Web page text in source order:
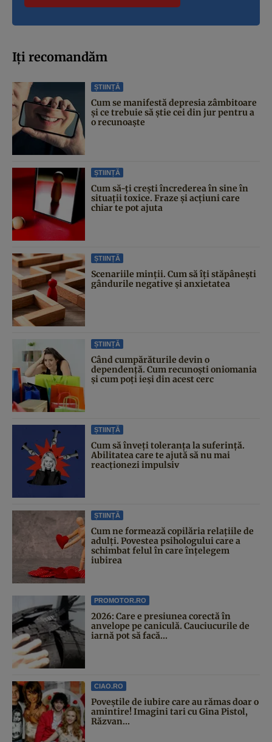
Iți recomandăm
ȘTIINȚĂ
Cum se manifestă depresia zâmbitoare
și ce trebuie să știe cei din jur pentru a
o recunoaște
ȘTIINȚĂ
Cum să-ți crești încrederea în sine în
situații toxice. Fraze și acțiuni care
chiar te pot ajuta
ȘTIINȚĂ
Scenariile minții. Cum să îți stăpânești
gândurile negative și anxietatea
ȘTIINȚĂ
Când cumpărăturile devin o
dependență. Cum recunoști oniomania
și cum poți ieși din acest cerc
ȘTIINȚĂ
Cum să înveți toleranța la suferință.
Abilitatea care te ajută să nu mai
reacționezi impulsiv
ȘTIINȚĂ
Cum ne formează copilăria relațiile de
adulți. Povestea psihologului care a
schimbat felul în care înțelegem
iubirea
PROMOTOR.RO
2026: Care e presiunea corectă în
anvelope pe caniculă. Cauciucurile de
iarnă pot să facă...
CIAO.RO
Poveştile de iubire care au rămas doar o
amintire! Imagini tari cu Gina Pistol,
Răzvan...